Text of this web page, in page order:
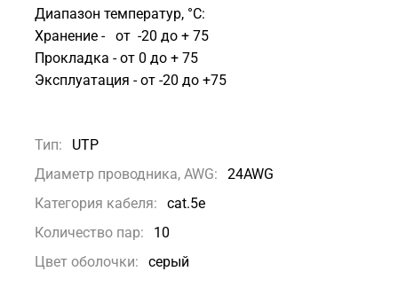
Диапазон температур, °С:
Хранение - от -20 до + 75
Прокладка - от 0 до + 75
Эксплуатация - от -20 до +75
Тип:
UTP
Диаметр проводника, AWG:
24AWG
Категория кабеля:
cat.5e
Количество пар:
10
Цвет оболочки:
серый